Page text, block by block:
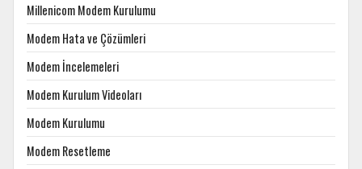
Millenicom Modem Kurulumu
Modem Hata ve Çözümleri
Modem İncelemeleri
Modem Kurulum Videoları
Modem Kurulumu
Modem Resetleme